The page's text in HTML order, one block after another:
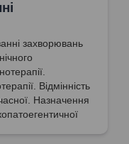
захворювань
Відмінність
Назначення